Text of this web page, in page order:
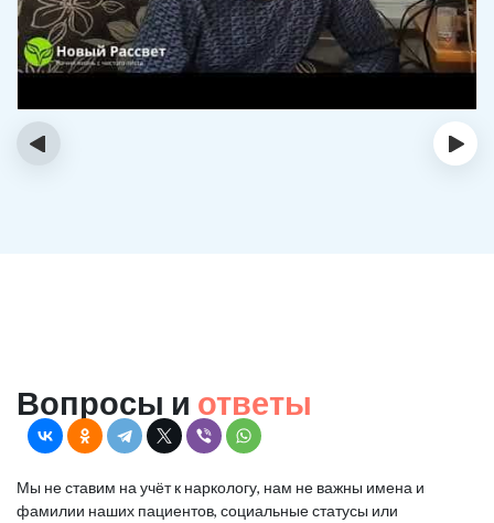
‹ ›
Вопросы и ответы
Мы не ставим на учёт к наркологу, нам не важны имена и
фамилии наших пациентов, социальные статусы или